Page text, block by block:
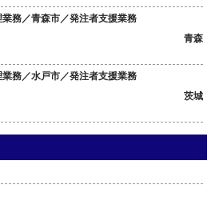
務／青森市／発注者支援業務
青森
務／水戸市／発注者支援業務
茨城